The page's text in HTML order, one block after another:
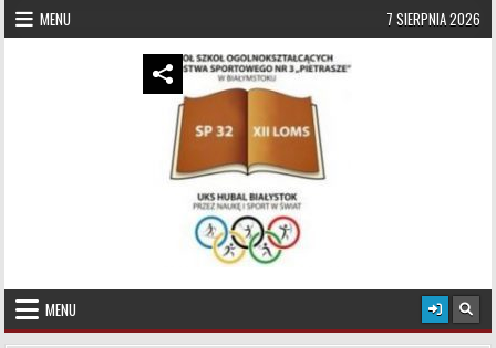
Skip to content
MENU 7 SIERPNIA 2026
UKS Hubal Białystok
MENU